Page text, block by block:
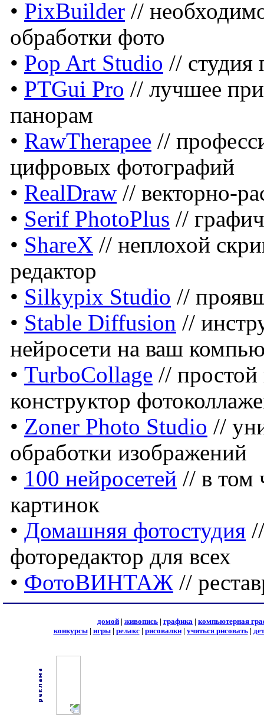
• PixBuilder //
обработки фото
• Pop Art Studio // студия
• PTGui Pro // лучшее
панорам
• RawTherapee //
цифровых фотографий
• RealDraw // векторно-
• Serif PhotoPlus //
• ShareX // неплохой
редактор
• Silkypix Studio //
• Stable Diffusion //
нейросети на ваш
• TurboCollage //
конструктор
• Zoner Photo Studio //
обработки изображений
• 100 нейросетей // в том
картинок
• Домашняя фотостудия
фоторедактор для всех
• ФотоВИНТАЖ //
домой | живопись | графика | компьютерная
конкурсы| игры| релакс| рисовалки| учиться рисовать|